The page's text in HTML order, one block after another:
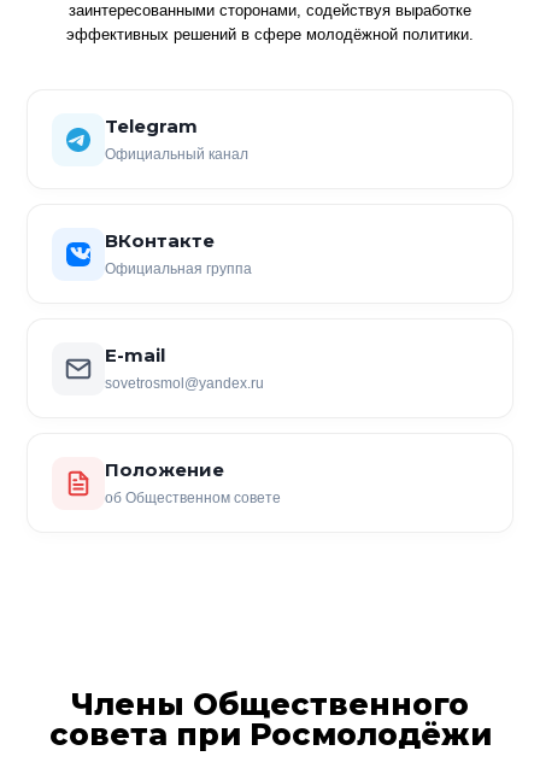
заинтересованными сторонами, содействуя выработке
эффективных решений в сфере молодёжной политики.
Telegram
Официальный канал
ВКонтакте
Официальная группа
E-mail
sovetrosmol@yandex.ru
Положение
об Общественном совете
Члены Общественного
совета при Росмолодёжи